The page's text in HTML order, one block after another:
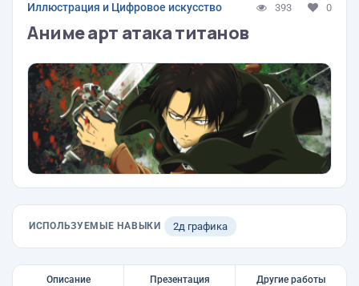
Иллюстрация и Цифровое искусство 393 0
Аниме арт атака титанов
ИСПОЛЬЗУЕМЫЕ НАВЫКИ 2д графика
Описание Презентация Другие работы